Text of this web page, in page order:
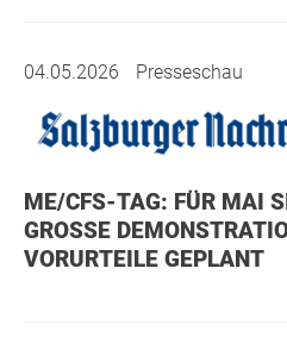
04.05.2026 Presseschau
ME/CFS-TAG: FÜR MAI SIND IN ÖSTERREICH
GROSSE
ORURTEILE GEPLANT